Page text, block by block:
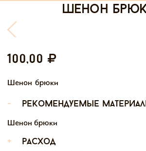
шенон
100,00
Шенон брюки
-
рекомендуемые
Шенон брюки
+
расход